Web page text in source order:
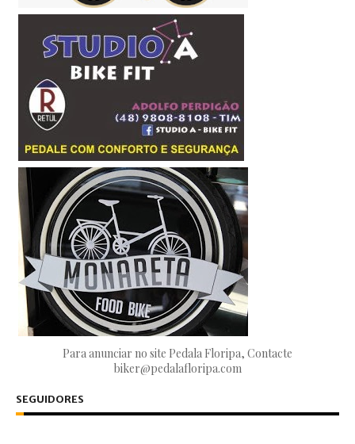
Para anunciar no site Pedala Floripa, Contacte
biker@pedalafloripa.com
SEGUIDORES